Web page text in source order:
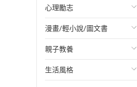
財務/金融
管理/領導
職場工作術
成功法
日本文學
韓國文學
華文文學
經典文學
國際關係
政治
社會科學
台灣/中國歷史
心理勵志
心靈成長/情緒
人際關係
兩性關係
漫畫/輕小說/圖文書
輕小說
奇幻/科幻
親子教養
教育現場
生活風格